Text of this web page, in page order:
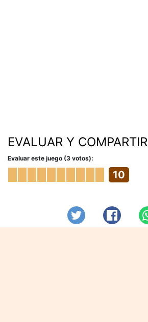
EVALUAR Y COMPARTIR
Evaluar este juego (3 votos):
10